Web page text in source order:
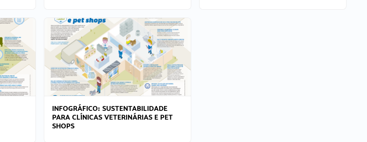
INFOGRÁFICO: SUSTENTABILIDADE
PARA CLÍNICAS VETERINÁRIAS E PET
SHOPS